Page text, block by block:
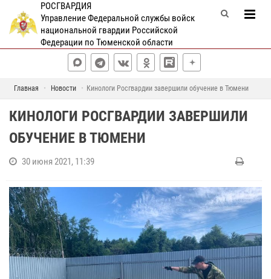
РОСГВАРДИЯ
Управление Федеральной службы войск
национальной гвардии Российской
Федерации по Тюменской области
Главная Новости Кинологи Росгвардии завершили обучение в Тюмени
КИНОЛОГИ РОСГВАРДИИ ЗАВЕРШИЛИ
ОБУЧЕНИЕ В ТЮМЕНИ
30 июня 2021, 11:39